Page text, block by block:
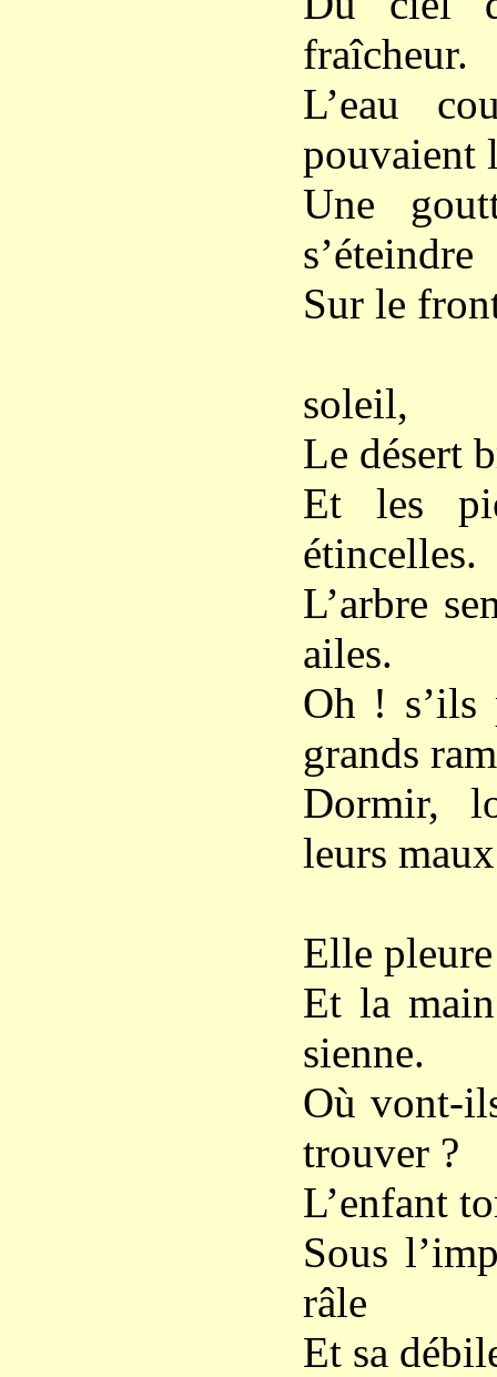
fraîcheur.
L’eau
pouvaient
Une
s’éteindre
Sur le
soleil,
Le désert
Et les
étincelles.
L’arbre
ailes.
Oh ! s’ils
grands
Dormir,
leurs
Elle
Et la
sienne.
Où vont-
trouver ?
L’enfant
Sous
râle
Et sa